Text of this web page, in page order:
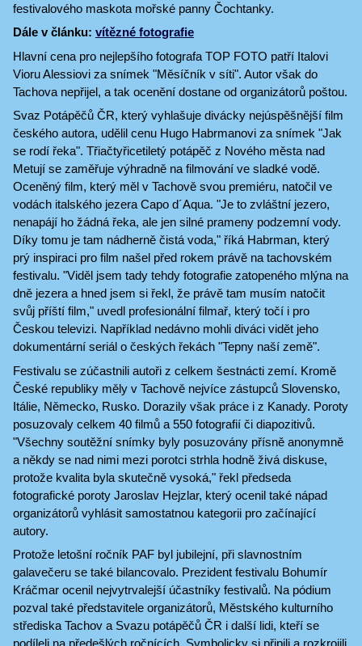
festivalového maskota mořské panny Čochtanky.
Dále v článku: vítězné fotografie
Hlavní cena pro nejlepšího fotografa TOP FOTO patří Italovi
Vioru Alessiovi za snímek "Měsíčník v síti". Autor však do
Tachova nepřijel, a tak ocenění dostane od organizátorů poštou.
Svaz Potápěčů ČR, který vyhlašuje divácky nejúspěšnější film
českého autora, udělil cenu Hugo Habrmanovi za snímek "Jak
se rodí řeka". Třiačtyřicetiletý potápěč z Nového města nad
Metují se zaměřuje výhradně na filmování ve sladké vodě.
Oceněný film, který měl v Tachově svou premiéru, natočil ve
vodách italského jezera Capo d´Aqua. "Je to zvláštní jezero,
nenapájí ho žádná řeka, ale jen silné prameny podzemní vody.
Díky tomu je tam nádherně čistá voda," říká Habrman, který
prý inspiraci pro film našel před rokem právě na tachovském
festivalu. "Viděl jsem tady tehdy fotografie zatopeného mlýna na
dně jezera a hned jsem si řekl, že právě tam musím natočit
svůj příští film," uvedl profesionální filmař, který točí i pro
Českou televizi. Například nedávno mohli diváci vidět jeho
dokumentární seriál o českých řekách "Tepny naší země".
Festivalu se zúčastnili autoři z celkem šestnácti zemí. Kromě
České republiky měly v Tachově nejvíce zástupců Slovensko,
Itálie, Německo, Rusko. Dorazily však práce i z Kanady. Poroty
posuzovaly celkem 40 filmů a 550 fotografií či diapozitivů.
"Všechny soutěžní snímky byly posuzovány přísně anonymně
a někdy se nad nimi mezi porotci strhla hodně živá diskuse,
protože kvalita byla skutečně vysoká," řekl předseda
fotografické poroty Jaroslav Hejzlar, který ocenil také nápad
organizátorů vyhlásit samostatnou kategorii pro začínající
autory.
Protože letošní ročník PAF byl jubilejní, při slavnostním
galavečeru se také bilancovalo. Prezident festivalu Bohumír
Kráčmar ocenil nejvytrvalejší účastníky festivalů. Na pódium
pozval také představitele organizátorů, Městského kulturního
střediska Tachov a Svazu potápěčů ČR i další lidi, kteří se
podíleli na předešlých ročnících. Symbolicky si připili a rozkrojili